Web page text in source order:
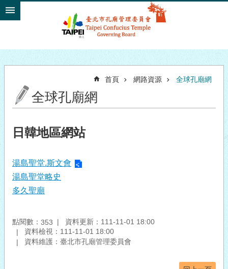
跳到主要內容區塊
首頁 網路資源 全球孔廟網
全球孔廟網
日韓地區網站
湯島聖堂.斯文會
湯島聖堂略史
多久聖廟
點閱數： 353
資料更新：111-11-01 18:00
資料檢視：111-11-01 18:00
資料維護：臺北市孔廟管理委員會